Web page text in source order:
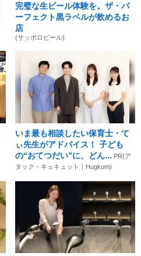
完璧な生ビール体験を。ザ・パ
ーフェクト黒ラベルが飲めるお
店
(サッポロビール)
いま最も相談したい保育士・て
ぃ先生がアドバイス！ 子ども
の“おてつだい”に、どん... PR(ア
タック・キュキュット｜Hugkum)